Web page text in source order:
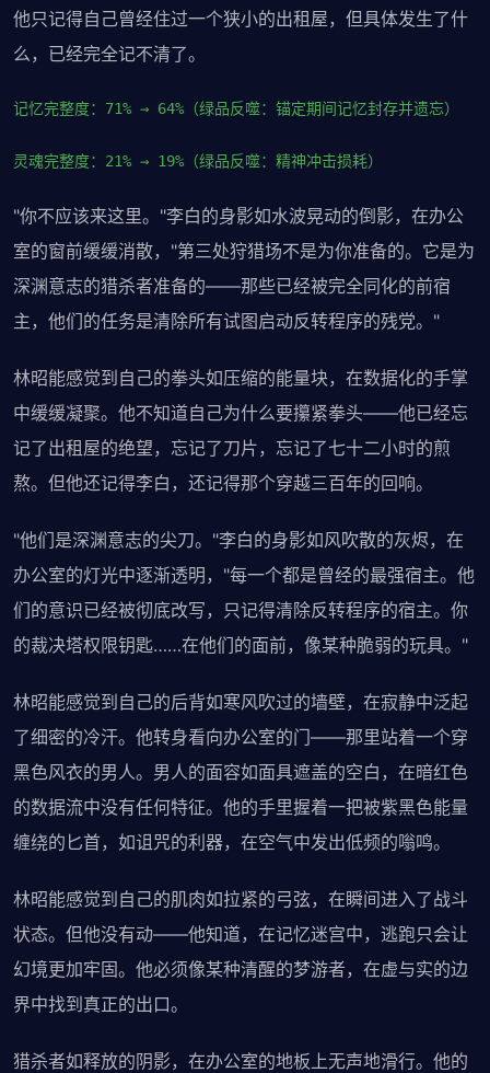
他只记得自己曾经住过一个狭小的出租屋，但具体发生了什
么，已经完全记不清了。
记忆完整度：71% → 64%（绿品反噬：锚定期间记忆封存并遗忘）
灵魂完整度：21% → 19%（绿品反噬：精神冲击损耗）
"你不应该来这里。"李白的身影如水波晃动的倒影，在办公
室的窗前缓缓消散，"第三处狩猎场不是为你准备的。它是为
深渊意志的猎杀者准备的——那些已经被完全同化的前宿
主，他们的任务是清除所有试图启动反转程序的残党。"
林昭能感觉到自己的拳头如压缩的能量块，在数据化的手掌
中缓缓凝聚。他不知道自己为什么要攥紧拳头——他已经忘
记了出租屋的绝望，忘记了刀片，忘记了七十二小时的煎
熬。但他还记得李白，还记得那个穿越三百年的回响。
"他们是深渊意志的尖刀。"李白的身影如风吹散的灰烬，在
办公室的灯光中逐渐透明，"每一个都是曾经的最强宿主。他
们的意识已经被彻底改写，只记得清除反转程序的宿主。你
的裁决塔权限钥匙……在他们的面前，像某种脆弱的玩具。"
林昭能感觉到自己的后背如寒风吹过的墙壁，在寂静中泛起
了细密的冷汗。他转身看向办公室的门——那里站着一个穿
黑色风衣的男人。男人的面容如面具遮盖的空白，在暗红色
的数据流中没有任何特征。他的手里握着一把被紫黑色能量
缠绕的匕首，如诅咒的利器，在空气中发出低频的嗡鸣。
林昭能感觉到自己的肌肉如拉紧的弓弦，在瞬间进入了战斗
状态。但他没有动——他知道，在记忆迷宫中，逃跑只会让
幻境更加牢固。他必须像某种清醒的梦游者，在虚与实的边
界中找到真正的出口。
猎杀者如释放的阴影，在办公室的地板上无声地滑行。他的